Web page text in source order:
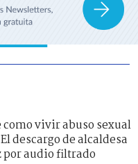
como vivir abuso sexual
descargo de alcaldesa
por audio filtrado